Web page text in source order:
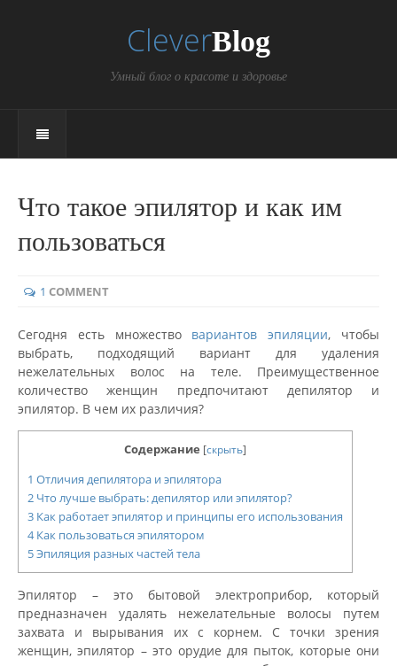
CleverBlog
Умный блог о красоте и здоровье
Что такое эпилятор и как им
пользоваться
1 COMMENT
Сегодня есть множество вариантов эпиляции, чтобы
выбрать, подходящий вариант для удаления
нежелательных волос на теле. Преимущественное
количество женщин предпочитают депилятор и
эпилятор. В чем их различия?
Содержание [скрыть]
1 Отличия депилятора и эпилятора
2 Что лучше выбрать: депилятор или эпилятор?
3 Как работает эпилятор и принципы его использования
4Как пользоваться эпилятором
5Эпиляция разных частей тела
Эпилятор – это бытовой электроприбор, который
предназначен удалять нежелательные волосы путем
захвата и вырывания их с корнем. С точки зрения
женщин, эпилятор – это орудие для пыток, которые они